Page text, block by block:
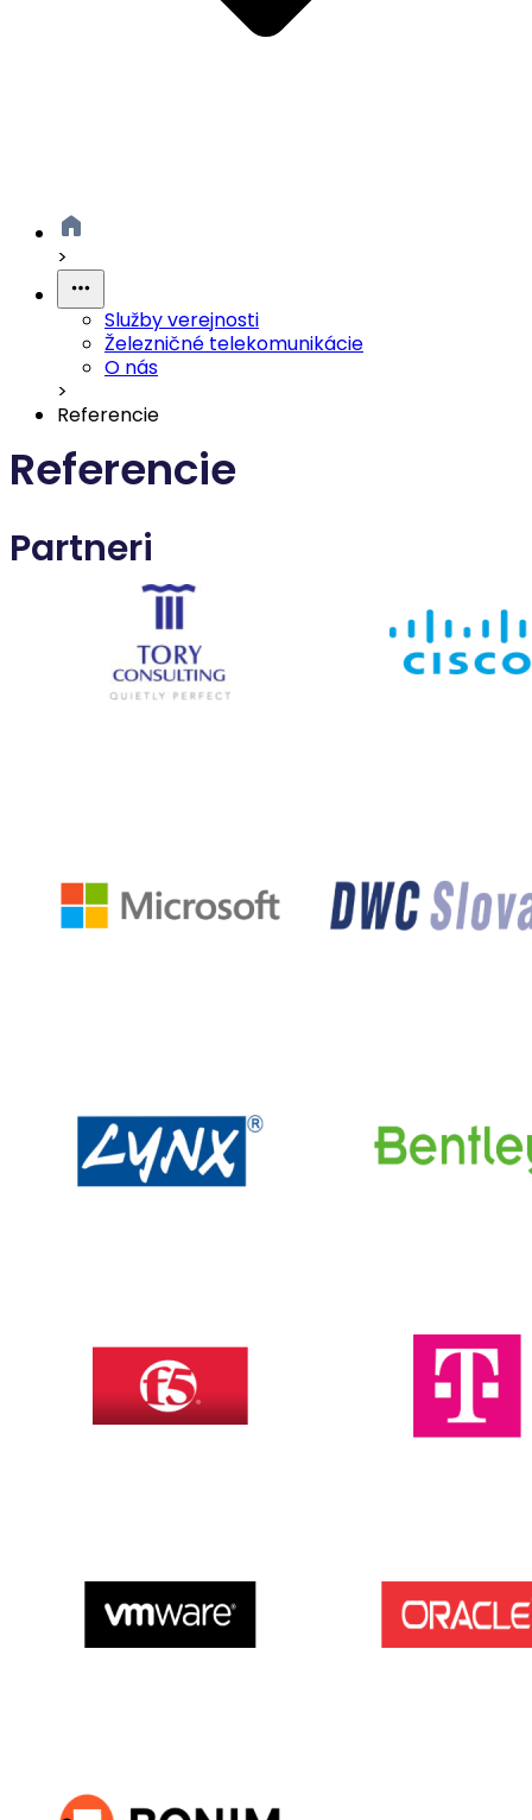
>
Služby verejnosti
Železničné telekomunikácie
O nás
>
Referencie
Referencie
Partneri